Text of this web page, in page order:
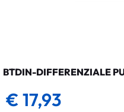
BTDIN-DIFFERENZIALE
€ 17,93